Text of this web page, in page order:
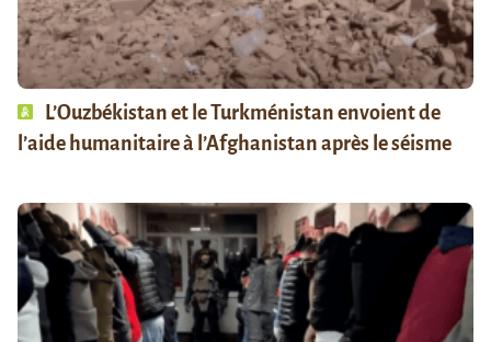
L’Ouzbékistan et le Turkménistan envoient de
l’aide humanitaire à l’Afghanistan après le séisme